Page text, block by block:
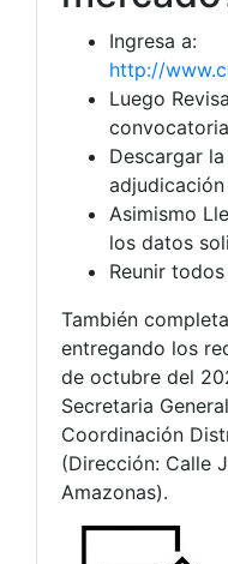
Ingresa a:
http://
Luego
Descargar
Asimismo
los datos
Reunir
También
entregando los
de octubre del
Secretaria
Coordinación
(Dirección: Calle
Amazonas).